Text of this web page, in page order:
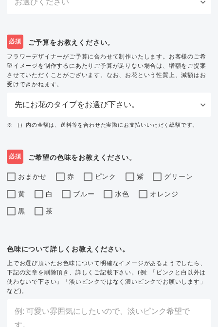
必須 ご予算をお教えください。
フラワーデザイナーがご予算に合わせて制作いたします。お客様のご希
望イメージを制作するにあたりご予算が足りない場合は、増額をご提案
させていただくことがございます。なお、お花という性質上、減額はお
受けできかねます。
※ （）内の金額は、送料等を合わせた実際にお支払いいただく総額です。
必須 ご希望の色味をお教えください。
おまかせ 赤 ピンク 紫 グリーン
黄 白 ブルー 水色 オレンジ
黒 茶
色味について詳しくお教えください。
上でお選び頂いたお色味について明確なイメージがあるようでしたら、
下記の文章を削除頂き、詳しくご記載下さい。(例: 「ピンクと白以外は
使わないで下さい」「淡いピンクではなく濃いピンクでお願いします」
など)。